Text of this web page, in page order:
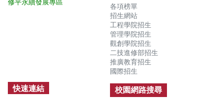
修平永續發展專區
各項榜單
招生網站
工程學院招生
管理學院招生
觀創學院招生
二技進修部招生
推廣教育招生
國際招生
快速連結 校園網路搜尋